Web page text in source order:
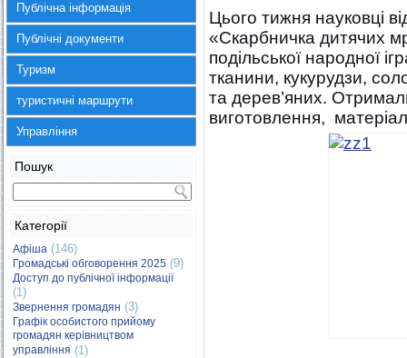
Публічна інформація
Публічні документи
Туризм
туристичні маршрути
Управління
Пошук
Категорії
Афіша (146)
Громадські обговорення 2025 (9)
Доступ до публічної інформації
(1)
Звернення громадян (3)
Графік особистого прийому
громадян керівництвом
управління (1)
Цього тижня науковці
«Скарбничка дитячих
подільської народної
тканини, кукурудзи,
та дерев’яних.
виготовлення,